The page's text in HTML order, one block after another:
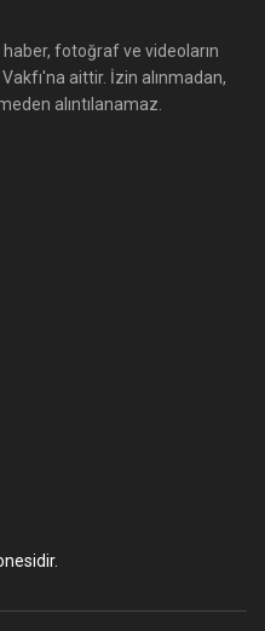
haber, fotoğraf ve videoların
aittir. İzin alınmadan,
alıntılanamaz.